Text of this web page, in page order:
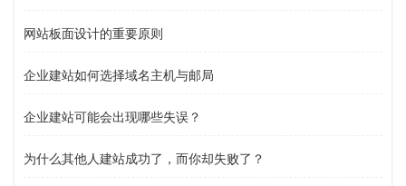
网站板面设计的重要原则
企业建站如何选择域名主机与邮局
企业建站可能会出现哪些失误？
为什么其他人建站成功了，而你却失败了？